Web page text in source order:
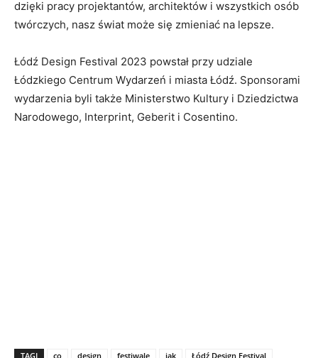
dzięki pracy projektantów, architektów i wszystkich osób
twórczych, nasz świat może się zmieniać na lepsze.
Łódź Design Festival 2023 powstał przy udziale
Łódzkiego Centrum Wydarzeń i miasta Łódź. Sponsorami
wydarzenia byli także Ministerstwo Kultury i Dziedzictwa
Narodowego, Interprint, Geberit i Cosentino.
TAGI co design festiwale jak
Łódź Design Festival